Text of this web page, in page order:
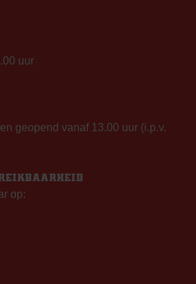
uur
geopend vanaf 13.00 uur (i.p.v.
op: